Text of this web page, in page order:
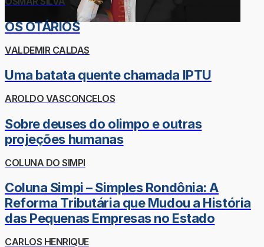
OS OTÁRIOS
VALDEMIR CALDAS
Uma batata quente chamada IPTU
AROLDO VASCONCELOS
Sobre deuses do olimpo e outras
projeções humanas
COLUNA DO SIMPI
Coluna Simpi – Simples Rondônia: A
Reforma Tributária que Mudou a História
das Pequenas Empresas no Estado
CARLOS HENRIQUE